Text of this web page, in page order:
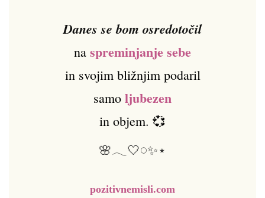
Danes se bom osredotočil
na spreminjanje sebe
in svojim bližnjim podaril
samo ljubezen
in objem. 💞
🌸𓂃🤍𓏸✨⋆
pozitivnemisli.com